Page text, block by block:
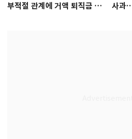
부적절 관계에 거액 퇴직금 지
사과